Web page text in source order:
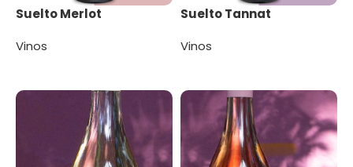
Suelto Merlot
Vinos
Suelto Tannat
Vinos